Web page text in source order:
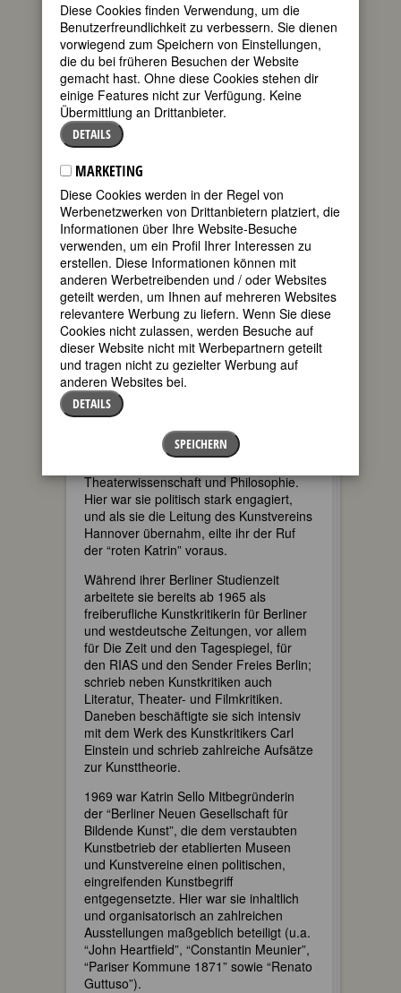
Ausstellungsmacherin in der Kunst
Maßstäbe gesetzt und dreizehn Jahre
als Direktorin des Kunstvereins
Hannover die Kunstszene
Niedersachsens geprägt. Wer sie
kannte, war beeindruckt von ihrer
Persönlichkeit: ihrem brillanten Intellekt
und ihrem fundierten Wissen um
kunsthistorische, theater- und
literaturwissenschaftliche
Zusammenhänge, von ihrer Fähigkeit,
diffizilste Inhalte mit äußerster Präzision
darzustellen.
Für die Tochter der Fotografin und
Journalistin Ingeborg Sello und des
bekannten Kunstkritikers Gottfried Sello
gehörte die Begegnung mit Kunst und
KünstlerInnen von Kindheit an zum
Alltag. 1941 in Berlin “hineingeboren in
preußisches Winterlicht” (K.S.), zog sie
mit ihrer Familie nach Kriegsende nach
Hamburg. Sie studierte in München,
Hamburg und ab 1964 in Berlin
Theaterwissenschaft und Philosophie.
Hier war sie politisch stark engagiert,
und als sie die Leitung des Kunstvereins
Hannover übernahm, eilte ihr der Ruf
der “roten Katrin” voraus.
Während ihrer Berliner Studienzeit
arbeitete sie bereits ab 1965 als
freiberufliche Kunstkritikerin für Berliner
und westdeutsche Zeitungen, vor allem
für Die Zeit und den Tagespiegel, für
den RIAS und den Sender Freies Berlin;
schrieb neben Kunstkritiken auch
Literatur, Theater- und Filmkritiken.
Daneben beschäftigte sie sich intensiv
mit dem Werk des Kunstkritikers Carl
Einstein und schrieb zahlreiche Aufsätze
zur Kunsttheorie.
1969 war Katrin Sello Mitbegründerin
der “Berliner Neuen Gesellschaft für
Bildende Kunst”, die dem verstaubten
Kunstbetrieb der etablierten Museen
und Kunstvereine einen politischen,
eingreifenden Kunstbegriff
entgegensetzte. Hier war sie inhaltlich
und organisatorisch an zahlreichen
Ausstellungen maßgeblich beteiligt (u.a.
“John Heartfield”, “Constantin Meunier”,
“Pariser Kommune 1871” sowie “Renato
Guttuso”).
Diese Cookies finden Verwendung, um die
Benutzerfreundlichkeit zu verbessern. Sie dienen
vorwiegend zum Speichern von Einstellungen,
die du bei früheren Besuchen der Website
gemacht hast. Ohne diese Cookies stehen dir
einige Features nicht zur Verfügung. Keine
Übermittlung an Drittanbieter.
DETAILS
MARKETING
Diese Cookies werden in der Regel von
Werbenetzwerken von Drittanbietern platziert, die
Informationen über Ihre Website-Besuche
verwenden, um ein Profil Ihrer Interessen zu
erstellen. Diese Informationen können mit
anderen Werbetreibenden und / oder Websites
geteilt werden, um Ihnen auf mehreren Websites
relevantere Werbung zu liefern. Wenn Sie diese
Cookies nicht zulassen, werden Besuche auf
dieser Website nicht mit Werbepartnern geteilt
und tragen nicht zu gezielter Werbung auf
anderen Websites bei.
DETAILS
SPEICHERN